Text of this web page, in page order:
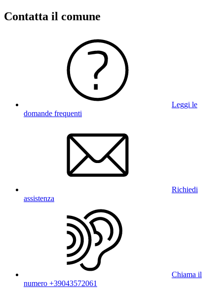
Contatta il comune
Leggi le
domande frequenti
Richiedi
assistenza
Chiama il
numero +39043572061